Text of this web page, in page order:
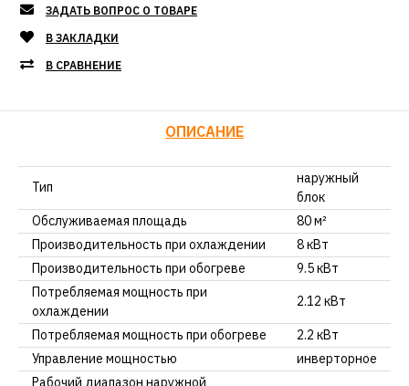
ЗАДАТЬ ВОПРОС О ТОВАРЕ
В ЗАКЛАДКИ
В СРАВНЕНИЕ
ОПИСАНИЕ
Тип
наружный
блок
Обслуживаемая площадь
80 м²
Производительность при охлаждении
8 кВт
Производительность при обогреве
9.5 кВт
Потребляемая мощность при
охлаждении
2.12 кВт
Потребляемая мощность при обогреве
2.2 кВт
Управление мощностью
инверторное
Рабочий диапазон наружной